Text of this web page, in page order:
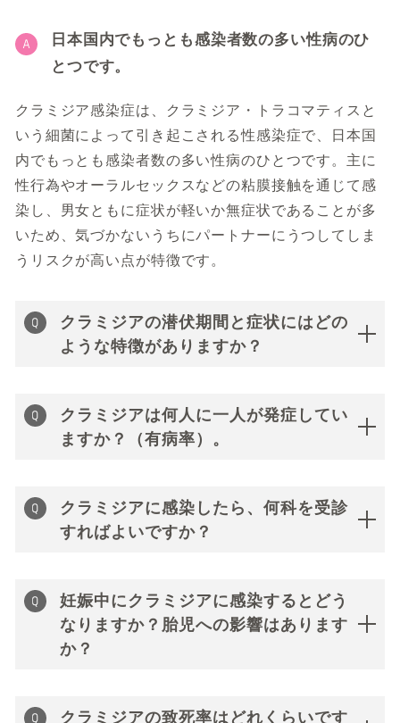
日本国内でもっとも感染者数の多い性病のひ
とつです。
クラミジア感染症は、クラミジア・トラコマティスと
いう細菌によって引き起こされる性感染症で、日本国
内でもっとも感染者数の多い性病のひとつです。主に
性行為やオーラルセックスなどの粘膜接触を通じて感
染し、男女ともに症状が軽いか無症状であることが多
いため、気づかないうちにパートナーにうつしてしま
うリスクが高い点が特徴です。
クラミジアの潜伏期間と症状にはどの
ような特徴がありますか？
クラミジアは何人に一人が発症してい
ますか？（有病率）。
クラミジアに感染したら、何科を受診
すればよいですか？
妊娠中にクラミジアに感染するとどう
なりますか？胎児への影響はあります
か？
クラミジアの致死率はどれくらいです